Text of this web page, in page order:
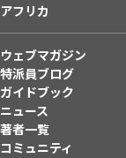
アフリカ
ウェブマガジン
特派員ブログ
ガイドブック
ニュース
著者一覧
コミュニティ